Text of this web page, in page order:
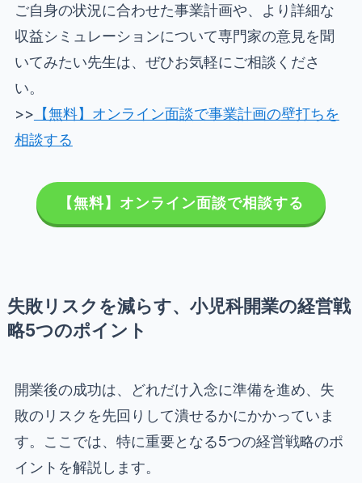
ご自身の状況に合わせた事業計画や、より詳細な
収益シミュレーションについて専門家の意見を聞
いてみたい先生は、ぜひお気軽にご相談くださ
い。
>> 【無料】オンライン面談で事業計画の壁打ちを
相談する
【無料】オンライン面談で相談する
失敗リスクを減らす、小児科開業の経営戦
略5つのポイント
開業後の成功は、どれだけ入念に準備を進め、失
敗のリスクを先回りして潰せるかにかかっていま
す。ここでは、特に重要となる5つの経営戦略のポ
イントを解説します。